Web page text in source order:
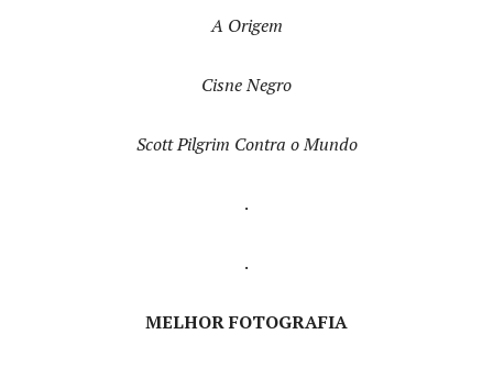
A Origem
Cisne Negro
Scott Pilgrim Contra o Mundo
.
.
MELHOR FOTOGRAFIA